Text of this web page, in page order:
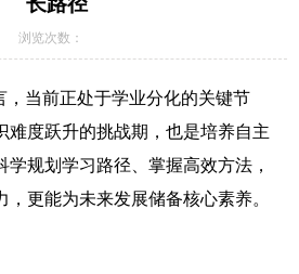
浏览次数：
，当前正处于学业分化的关键节
难度跃升的挑战期，也是培养自主
规划学习路径、掌握高效方法，
更能为未来发展储备核心素养。